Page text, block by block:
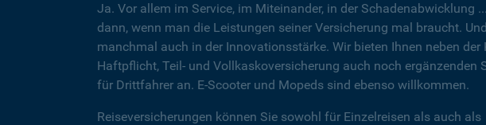
Ja. Vor allem im Service, im Miteinander, in der Schadenabwicklung
dann, wenn man die Leistungen seiner Versicherung mal braucht. Und
manchmal auch in der Innovationsstärke. Wir bieten Ihnen neben der
Haftpflicht, Teil- und Vollkaskoversicherung auch noch ergänzenden
für Drittfahrer an. E-Scooter und Mopeds sind ebenso willkommen.
Reiseversicherungen können Sie sowohl für Einzelreisen als auch als